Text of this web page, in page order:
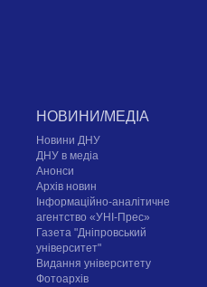
НОВИНИ/МЕДІА
Новини ДНУ
ДНУ в медіа
Анонси
Архів новин
Інформаційно-аналітичне
агентство «УНІ-Прес»
Газета "Дніпровський
університет"
Видання університету
Фотоархів